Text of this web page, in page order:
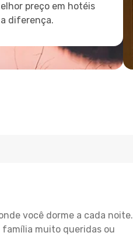
preço em hotéis
diferença.
você dorme a cada noite.
família muito queridas ou